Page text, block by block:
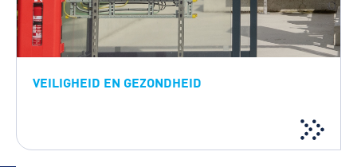
VEILIGHEID EN GEZONDHEID